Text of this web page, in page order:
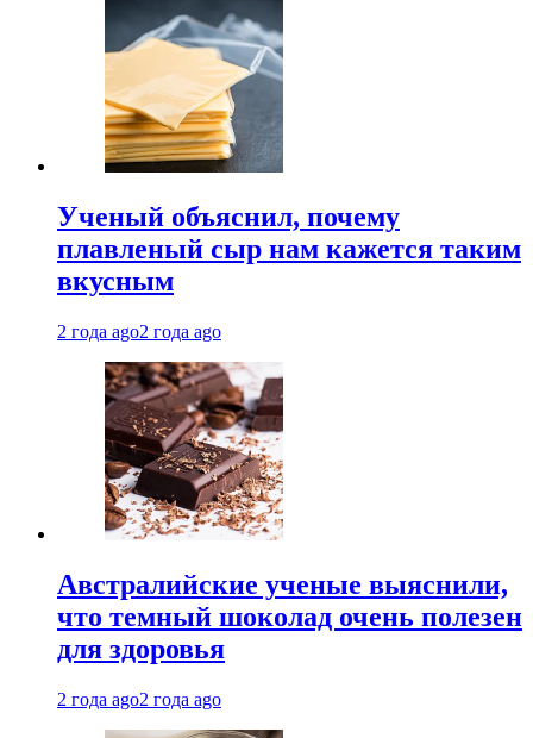
Ученый объяснил, почему
плавленый сыр нам кажется таким
вкусным
2 года ago2 года ago
Австралийские ученые выяснили,
что темный шоколад очень полезен
для здоровья
2 года ago2 года ago